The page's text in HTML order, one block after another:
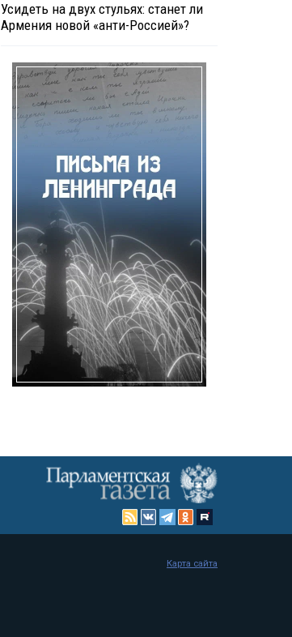
Усидеть на двух стульях: станет ли
Армения новой «анти-Россией»?
Карта сайта